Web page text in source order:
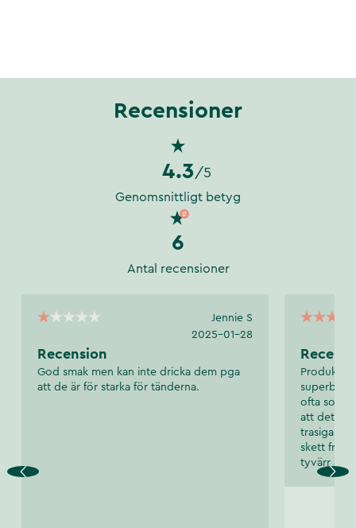
Recensioner
4.3 /5
Genomsnittligt betyg
6
Antal recensioner
Jennie S
2025-01-28
Recension
God smak men kan inte dricka dem pga
att de är för starka för tänderna.
Produkten
superbra
ofta som
att det är
trasiga
skett från
tyvärr är